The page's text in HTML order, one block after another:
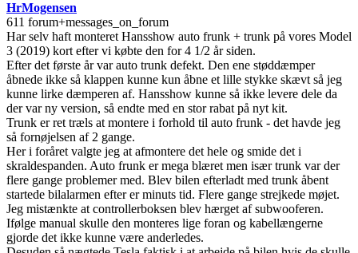
HrMogensen
611 forum+messages_on_forum
Har selv haft monteret Hansshow auto frunk + trunk på vores Model
3 (2019) kort efter vi købte den for 4 1/2 år siden.
Efter det første år var auto trunk defekt. Den ene støddæmper
åbnede ikke så klappen kunne kun åbne et lille stykke skævt så jeg
kunne lirke dæmperen af. Hansshow kunne så ikke levere dele da
der var ny version, så endte med en stor rabat på nyt kit.
Trunk er ret træls at montere i forhold til auto frunk - det havde jeg
så fornøjelsen af 2 gange.
Her i foråret valgte jeg at afmontere det hele og smide det i
skraldespanden. Auto frunk er mega blæret men især trunk var der
flere gange problemer med. Blev bilen efterladt med trunk åbent
startede bilalarmen efter er minuts tid. Flere gange strejkede møjet.
Jeg mistænkte at controllerboksen blev hærget af subwooferen.
Ifølge manual skulle den monteres lige foran og kabellængerne
gjorde det ikke kunne være anderledes.